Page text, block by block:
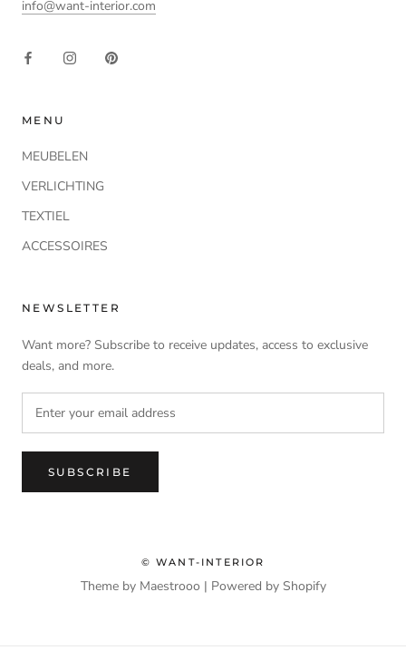
info@want-interior.com
MENU
MEUBELEN
VERLICHTING
TEXTIEL
ACCESSOIRES
NEWSLETTER
Want more? Subscribe to receive updates, access to exclusive
deals, and more.
SUBSCRIBE
© WANT-INTERIOR
Theme by Maestrooo | Powered by Shopify